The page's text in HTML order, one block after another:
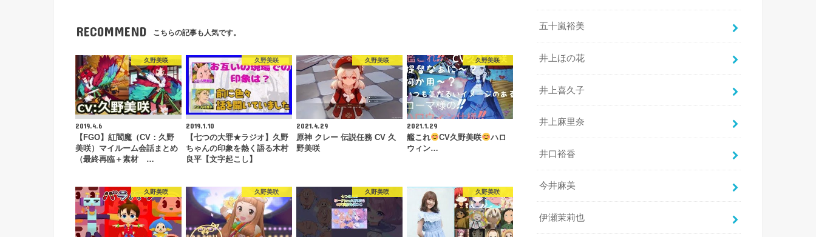
RECOMMEND こちらの記事も人気です。
久野美咲
2019.4.6
【FGO】紅閻魔（CV：久野
美咲）マイルーム会話まとめ
（最終再臨＋素材 …
久野美咲
2019.1.10
【七つの大罪★ラジオ】久野
ちゃんの印象を熱く語る木村
良平【文字起こし】
久野美咲
2021.4.29
原神 クレー 伝説任務 CV 久
野美咲
久野美咲
2021.1.29
艦これ
CV久野美咲
ハロ
ウィン…
久野美咲 久野美咲 久野美咲 久野美咲
五十嵐裕美
井上ほの花
井上喜久子
井上麻里奈
井口裕香
今井麻美
伊瀬茉莉也